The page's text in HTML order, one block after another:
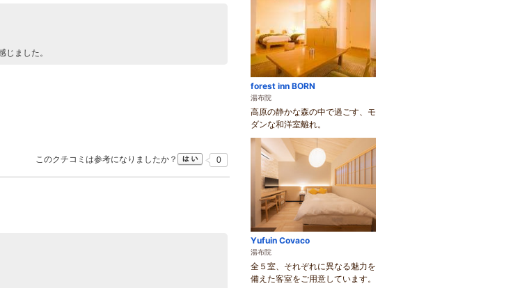
ました。
このクチコミは参考になりましたか？ 0
forest inn BORN
湯布院
高原の静かな森の中で過ごす、モ
ダンな和洋室離れ。
Yufuin Covaco
湯布院
全５室、それぞれに異なる魅力を
備えた客室をご用意しています。